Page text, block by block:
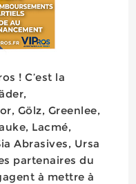
! C’est la
Gölz, Greenlee,
Lacmé,
Abrasives, Ursa
partenaires du
à mettre à